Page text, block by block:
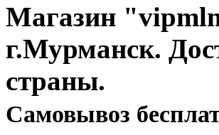
Магазин
г.Мурманск.
страны.
Cамовывоз